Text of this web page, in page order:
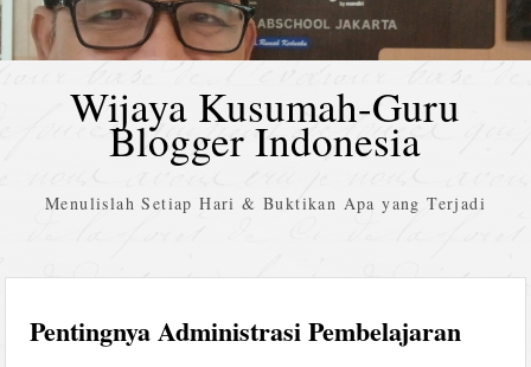
Wijaya Kusumah-Guru
Blogger Indonesia
Menulislah Setiap Hari & Buktikan Apa yang Terjadi
Pentingnya Administrasi Pembelajaran